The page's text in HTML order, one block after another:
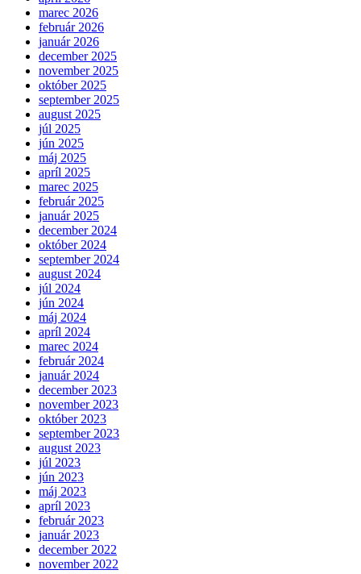
marec 2026
február 2026
január 2026
december 2025
november 2025
október 2025
september 2025
august 2025
júl 2025
jún 2025
máj 2025
apríl 2025
marec 2025
február 2025
január 2025
december 2024
október 2024
september 2024
august 2024
júl 2024
jún 2024
máj 2024
apríl 2024
marec 2024
február 2024
január 2024
december 2023
november 2023
október 2023
september 2023
august 2023
júl 2023
jún 2023
máj 2023
apríl 2023
február 2023
január 2023
december 2022
november 2022